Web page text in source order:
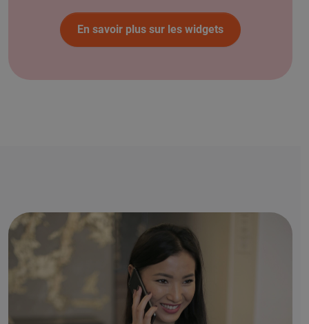
En savoir plus sur les widgets